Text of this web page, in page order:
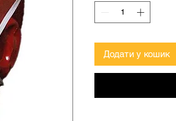
Додати у кошик